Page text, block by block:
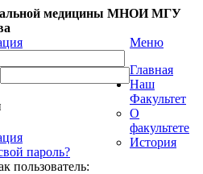
медицины МНОИ МГУ
пароль?
пользователь:
Меню
Главная
Наш
Факультет
О
факультете
История